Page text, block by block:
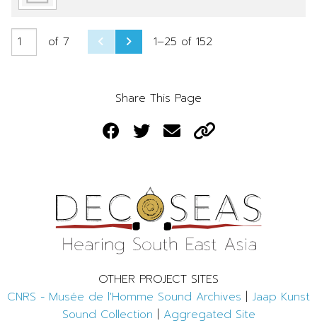
of 7 1–25 of 152
Share This Page
OTHER PROJECT SITES
CNRS - Musée de l'Homme Sound Archives | Jaap Kunst
Sound Collection | Aggregated Site